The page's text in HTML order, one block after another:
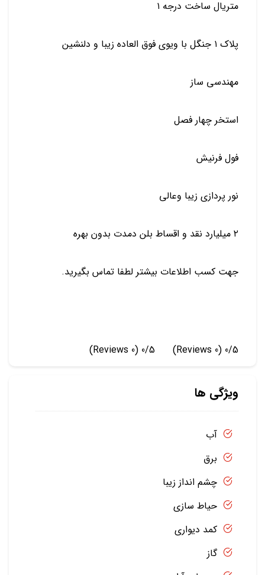
متریال ساخت درجه ۱
پلاک ۱ جنگل با ویوی فوق العاده زیبا و دلنشین
مهندسی ساز
استخر چهار فصل
فول فرنیش
نور پردازی زیبا وعالی
۲ میلیارد نقد و اقساط بلن دمدت بدون بهره
جهت کسب اطلاعات بیشتر لطفا تماس بگیرید.
0/5
(0 Reviews)
0/5
(0 Reviews)
ویژگی ها
آب
برق
چشم انداز زیبا
حیاط سازی
کمد دیواری
گاز